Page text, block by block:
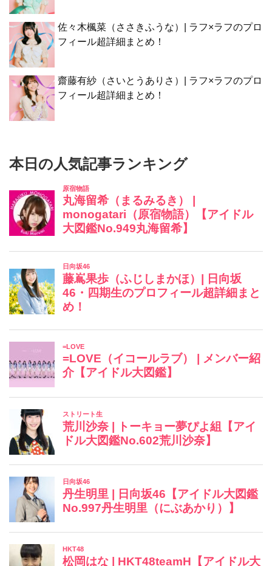
佐々木楓菜（ささきふうな）| ラフ×ラフのプロ
フィール超詳細まとめ！
齋藤有紗（さいとうありさ）| ラフ×ラフのプロ
フィール超詳細まとめ！
本日の人気記事ランキング